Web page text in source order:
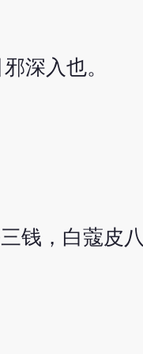
深入也。
钱，白蔻皮八